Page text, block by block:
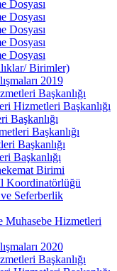
Dosyası
Dosyası
Dosyası
Dosyası
Dosyası
Birimler)
2019
Başkanlığı
Hizmetleri Başkanlığı
Başkanlığı
Başkanlığı
Başkanlığı
Başkanlığı
Birimi
Koordinatörlüğü
Seferberlik
Muhasebe Hizmetleri
2020
Başkanlığı